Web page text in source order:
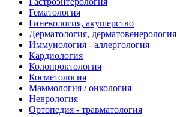
Гематология
Гинекология, акушерство
Дерматология, дерматовенерология
Иммунология - аллергология
Кардиология
Колопроктология
Косметология
Маммология / онкология
Неврология
Ортопедия - травматология